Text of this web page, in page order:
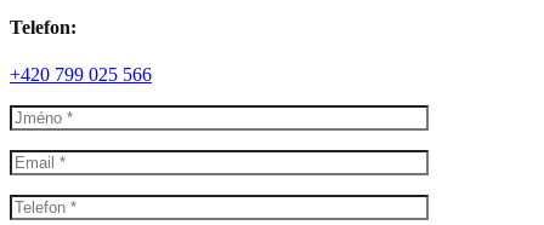
Telefon:
+420 799 025 566